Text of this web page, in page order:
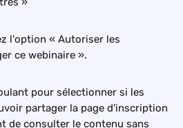
l'option « Autoriser les
ce webinaire ».
pour sélectionner si les
partager la page d'inscription
de consulter le contenu sans